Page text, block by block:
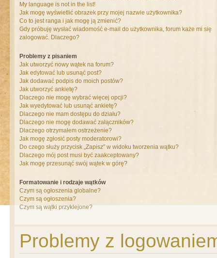
My language is not in the list!
Jak mogę wyświetlić obrazek przy mojej nazwie użytkownika?
Co to jest ranga i jak mogę ją zmienić?
Gdy próbuję wysłać wiadomość e-mail do użytkownika, forum każe mi się
zalogować. Dlaczego?
Problemy z pisaniem
Jak utworzyć nowy wątek na forum?
Jak edytować lub usunąć post?
Jak dodawać podpis do moich postów?
Jak utworzyć ankietę?
Dlaczego nie mogę wybrać więcej opcji?
Jak wyedytować lub usunąć ankietę?
Dlaczego nie mam dostępu do działu?
Dlaczego nie mogę dodawać załączników?
Dlaczego otrzymałem ostrzeżenie?
Jak mogę zgłosić posty moderatorowi?
Do czego służy przycisk „Zapisz” w widoku tworzenia wątku?
Dlaczego mój post musi być zaakceptowany?
Jak mogę przesunąć swój wątek w górę?
Formatowanie i rodzaje wątków
Czym są ogłoszenia globalne?
Czym są ogłoszenia?
Czym są wątki przyklejone?
Problemy z